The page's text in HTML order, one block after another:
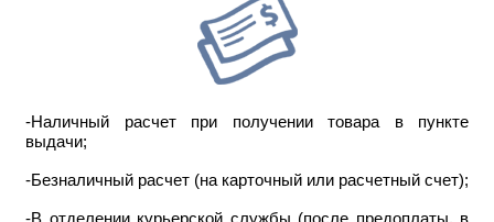
-Наличный расчет при получении товара в пункте
выдачи;
-Безналичный расчет (на карточный или расчетный счет);
-В отделении курьерской службы (после предоплаты, в